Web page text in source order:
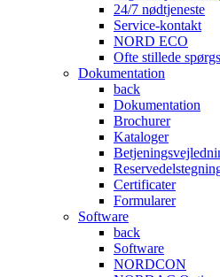
24/7 nødtjeneste
Service-kontakt
NORD ECO
Ofte stillede
Dokumentation
back
Dokumentation
Brochurer
Kataloger
Certificater
Formularer
Software
back
Software
NORDCON